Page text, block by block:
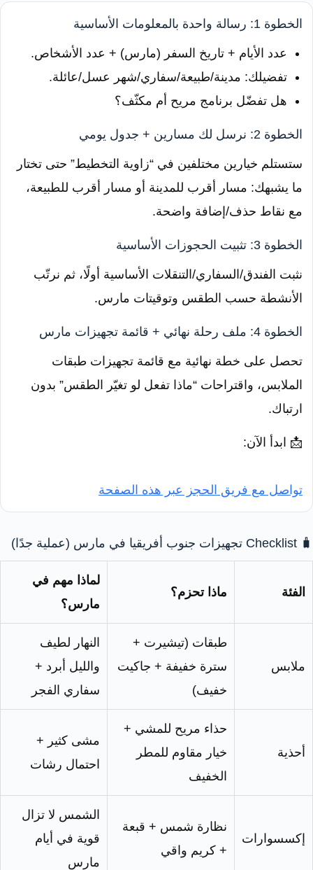
الخطوة 1: رسالة واحدة بالمعلومات الأساسية
عدد الأيام + تاريخ السفر (مارس) + عدد الأشخاص.
تفضيلك: مدينة/طبيعة/سفاري/شهر عسل/عائلة.
هل تفضّل برنامج مريح أم مكثّف؟
الخطوة 2: نرسل لك مسارين + جدول يومي
ستستلم خيارين مختلفين في “زاوية التخطيط” حتى تختار
ما يشبهك: مسار أقرب للمدينة أو مسار أقرب للطبيعة،
مع نقاط حذف/إضافة واضحة.
الخطوة 3: تثبيت الحجوزات الأساسية
نثبت الفندق/السفاري/التنقلات الأساسية أولًا، ثم نرتّب
الأنشطة حسب الطقس وتوقيتات مارس.
الخطوة 4: ملف رحلة نهائي + قائمة تجهيزات مارس
تحصل على خطة نهائية مع قائمة تجهيزات طبقات
الملابس، واقتراحات “ماذا تفعل لو تغيّر الطقس” بدون
ارتباك.
📩 ابدأ الآن:
تواصل مع فريق الحجز عبر هذه الصفحة
🧳 Checklist تجهيزات جنوب أفريقيا في مارس (عملية جدًا)
الفئة ماذا تحزم؟
لماذا مهم في
مارس؟
ملابس
طبقات (تيشيرت +
سترة خفيفة + جاكيت
خفيف)
النهار لطيف
والليل أبرد +
سفاري الفجر
أحذية
حذاء مريح للمشي +
خيار مقاوم للمطر
الخفيف
مشى كثير +
احتمال رشات
إكسسوارات
نظارة شمس + قبعة
+ كريم واقي
الشمس لا تزال
قوية في أيام
مارس